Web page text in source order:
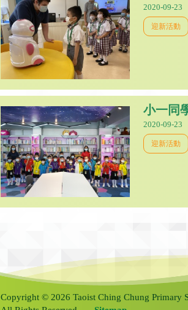
2020-09-23
迎新活動
小一同
2020-09-23
迎新活動
Copyright © 2026 Taoist Ching Chung Primary